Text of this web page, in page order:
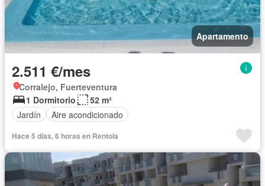
Apartamento
2.511 €/mes
Corralejo, Fuerteventura
1 Dormitorio
52 m²
Jardín
Aire acondicionado
Hace 5 días, 6 horas en Rentola